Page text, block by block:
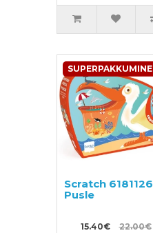
SUPERPAKKUMINE
Scratch 6181126
Pusle
15.40€ 22.00€